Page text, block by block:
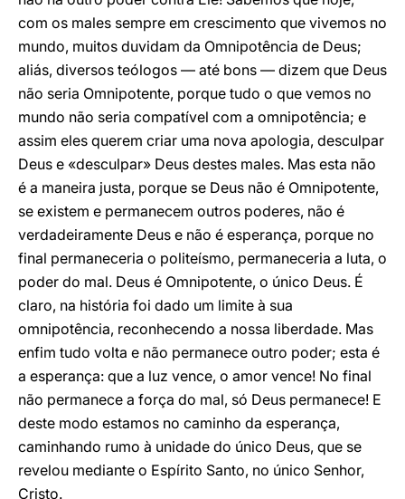
com os males sempre em crescimento que vivemos no
mundo, muitos duvidam da Omnipotência de Deus;
aliás, diversos teólogos — até bons — dizem que Deus
não seria Omnipotente, porque tudo o que vemos no
mundo não seria compatível com a omnipotência; e
assim eles querem criar uma nova apologia, desculpar
Deus e «desculpar» Deus destes males. Mas esta não
é a maneira justa, porque se Deus não é Omnipotente,
se existem e permanecem outros poderes, não é
verdadeiramente Deus e não é esperança, porque no
final permaneceria o politeísmo, permaneceria a luta, o
poder do mal. Deus é Omnipotente, o único Deus. É
claro, na história foi dado um limite à sua
omnipotência, reconhecendo a nossa liberdade. Mas
enfim tudo volta e não permanece outro poder; esta é
a esperança: que a luz vence, o amor vence! No final
não permanece a força do mal, só Deus permanece! E
deste modo estamos no caminho da esperança,
caminhando rumo à unidade do único Deus, que se
revelou mediante o Espírito Santo, no único Senhor,
Cristo.